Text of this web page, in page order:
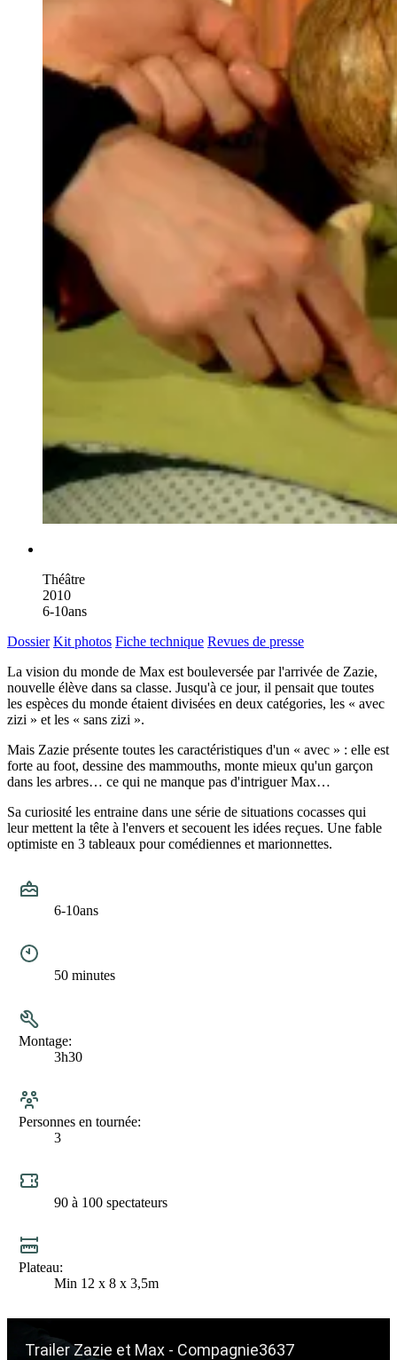
Type de spectacle
Théâtre
Année de création
2010
6-10ans
Dossier Kit photos Fiche technique Revues de presse
La vision du monde de Max est bouleversée par l'arrivée de Zazie,
nouvelle élève dans sa classe. Jusqu'à ce jour, il pensait que toutes
les espèces du monde étaient divisées en deux catégories, les « avec
zizi » et les « sans zizi ».
Mais Zazie présente toutes les caractéristiques d'un « avec » : elle est
forte au foot, dessine des mammouths, monte mieux qu'un garçon
dans les arbres… ce qui ne manque pas d'intriguer Max…
Sa curiosité les entraine dans une série de situations cocasses qui
leur mettent la tête à l'envers et secouent les idées reçues. Une fable
optimiste en 3 tableaux pour comédiennes et marionnettes.
6-10ans
50 minutes
Montage
3h30
Personnes en tournée
3
90 à 100 spectateurs
Plateau
Min 12 x 8 x 3,5m